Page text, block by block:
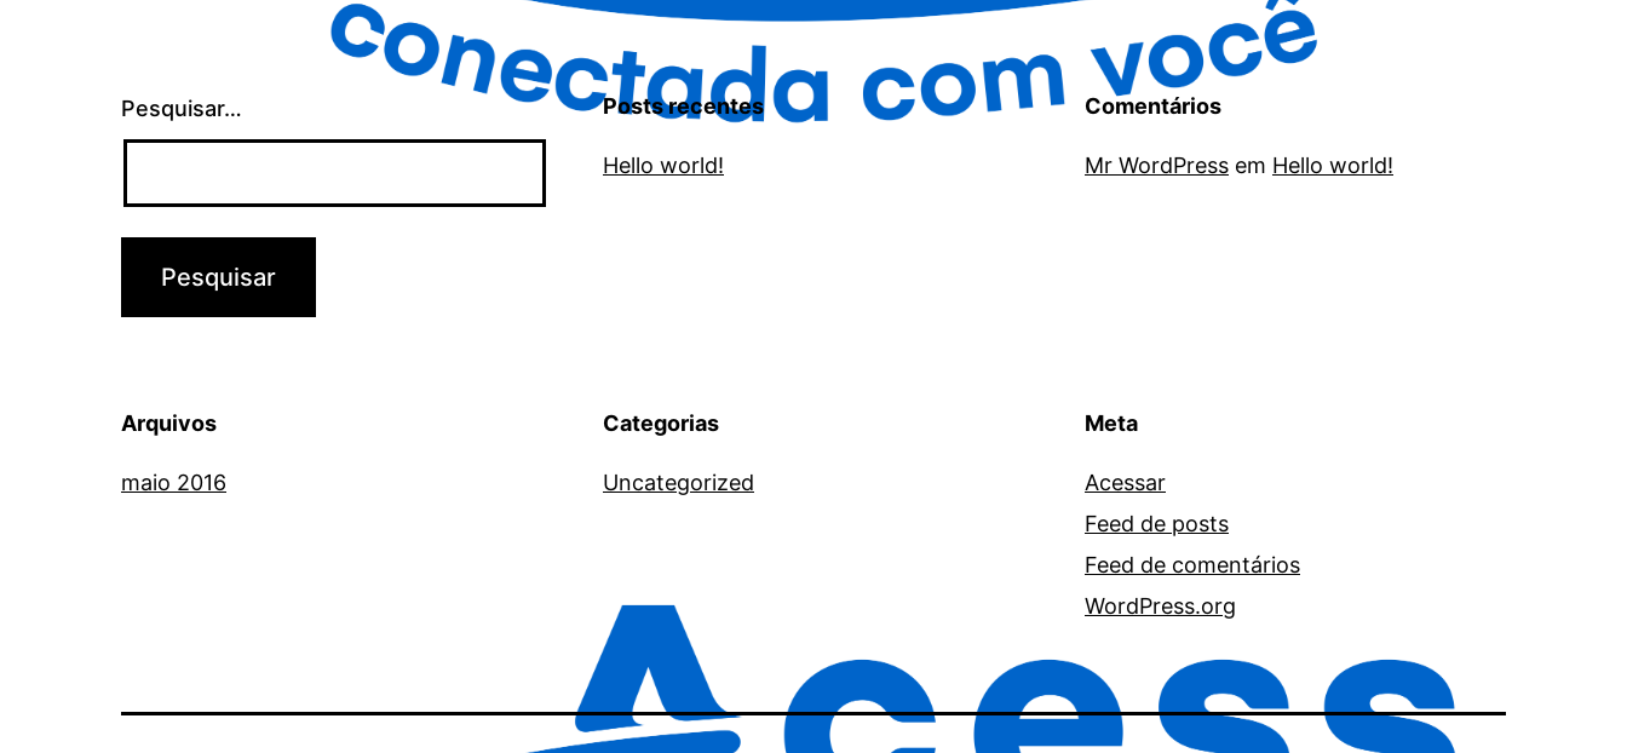
Pesquisar… Posts recentes
Hello world!
Comentários
Mr WordPress em Hello world!
Arquivos
maio 2016
Categorias
Uncategorized
Meta
Acessar
Feed de posts
Feed de comentários
WordPress.org